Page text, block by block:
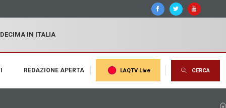
IN ITALIA
REDAZIONE APERTA LAQTV Live CERCA